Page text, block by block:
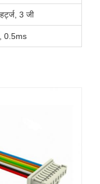
3 जी
0.5ms